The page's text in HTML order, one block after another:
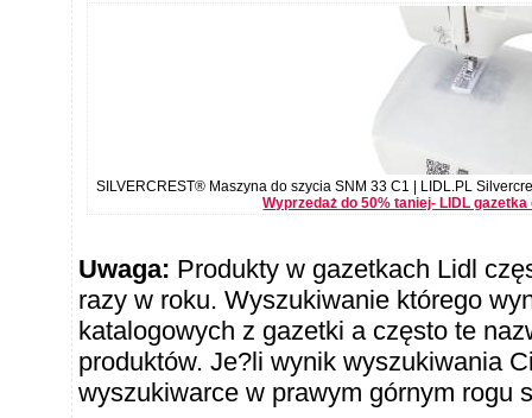
SILVERCREST® Maszyna do szycia SNM 33 C1 | LIDL.PL
Wyprzedaż do 50% taniej- LIDL
Uwaga: Produkty w gazetkach Lidl
razy w roku. Wyszukiwanie którego
katalogowych z gazetki a często te
produktów. Je?li wynik wyszukiwania
wyszukiwarce w prawym górnym rogu